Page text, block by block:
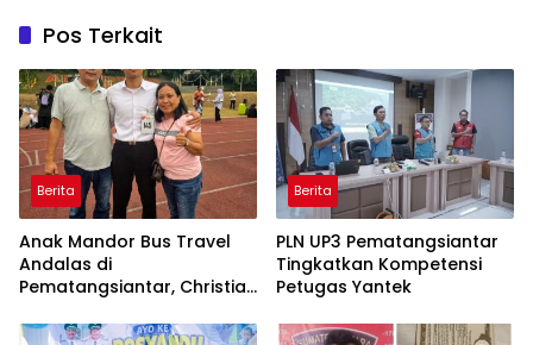
Pos Terkait
Berita
Anak Mandor Bus Travel
Andalas di
Pematangsiantar, Christian
AD 2026
Berita
PLN UP3 Pematangsiantar
Tingkatkan Kompetensi
Petugas Yantek